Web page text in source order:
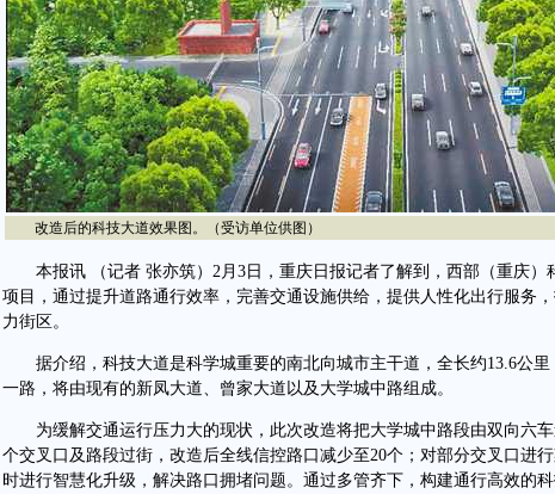
改造后的科技大道效果图。（受访单位供图）
本报讯 （记者 张亦筑）2月3日，重庆日报记者了解到，西部（重庆）
项目，通过提升道路通行效率，完善交通设施供给，提供人性化出行服务
力街区。
据介绍，科技大道是科学城重要的南北向城市主干道，全长约13.6公里
一路，将由现有的新凤大道、曾家大道以及大学城中路组成。
为缓解交通运行压力大的现状，此次改造将把大学城中路段由双向六车
个交叉口及路段过街，改造后全线信控路口减少至20个；对部分交叉口进
时进行智慧化升级，解决路口拥堵问题。通过多管齐下，构建通行高效的科